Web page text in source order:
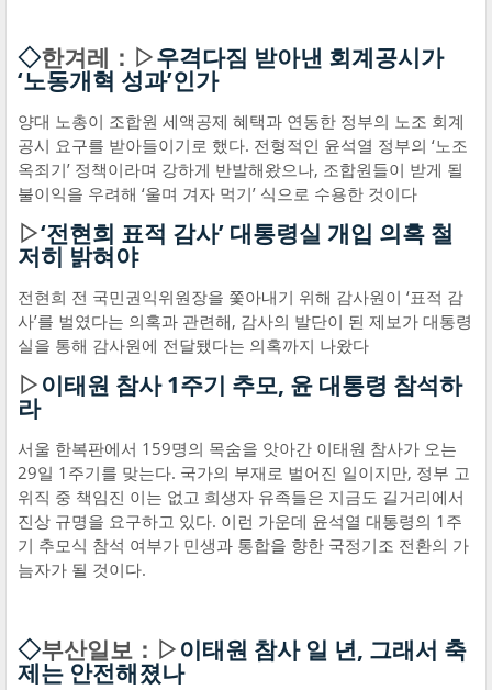
◇한겨레：▷우격다짐 받아낸 회계공시가
‘노동개혁 성과’인가
양대 노총이 조합원 세액공제 혜택과 연동한 정부의 노조 회계
공시 요구를 받아들이기로 했다. 전형적인 윤석열 정부의 ‘노조
옥죄기’ 정책이라며 강하게 반발해왔으나, 조합원들이 받게 될
불이익을 우려해 ‘울며 겨자 먹기’ 식으로 수용한 것이다
▷‘전현희 표적 감사’ 대통령실 개입 의혹 철
저히 밝혀야
전현희 전 국민권익위원장을 쫓아내기 위해 감사원이 ‘표적 감
사’를 벌였다는 의혹과 관련해, 감사의 발단이 된 제보가 대통령
실을 통해 감사원에 전달됐다는 의혹까지 나왔다
▷이태원 참사 1주기 추모, 윤 대통령 참석하
라
서울 한복판에서 159명의 목숨을 앗아간 이태원 참사가 오는
29일 1주기를 맞는다. 국가의 부재로 벌어진 일이지만, 정부 고
위직 중 책임진 이는 없고 희생자 유족들은 지금도 길거리에서
진상 규명을 요구하고 있다. 이런 가운데 윤석열 대통령의 1주
기 추모식 참석 여부가 민생과 통합을 향한 국정기조 전환의 가
늠자가 될 것이다.
◇부산일보：▷이태원 참사 일 년, 그래서 축
제는 안전해졌나